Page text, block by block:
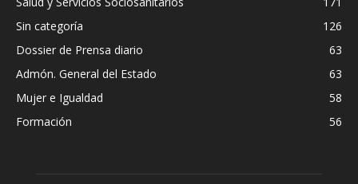
Sin categoría
126
Dossier de Prensa diario
63
Admón. General del Estado
63
Mujer e Igualdad
58
Formación
56